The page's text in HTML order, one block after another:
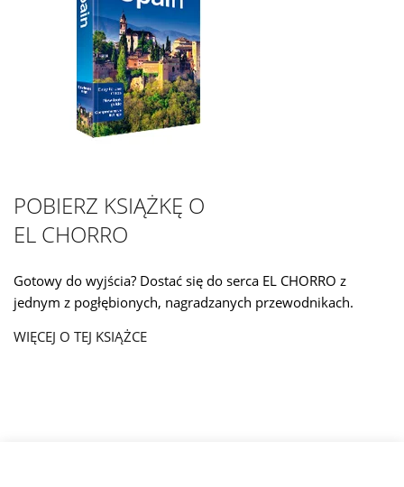
POBIERZ KSIĄŻKĘ O
EL CHORRO
Gotowy do wyjścia? Dostać się do serca EL CHORRO z
jednym z pogłębionych, nagradzanych przewodnikach.
WIĘCEJ O TEJ KSIĄŻCE